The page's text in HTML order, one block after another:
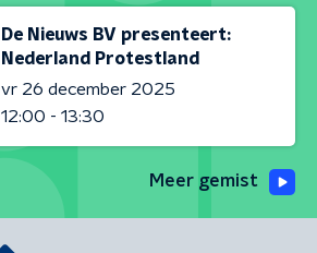
De Nieuws BV presenteert:
Nederland Protestland
vr 26 december 2025
12:00 - 13:30
Meer gemist